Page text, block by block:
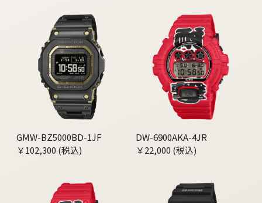
GMW-BZ5000BD-1JF
￥102,300 (税込)
DW-6900AKA-4JR
￥22,000 (税込)